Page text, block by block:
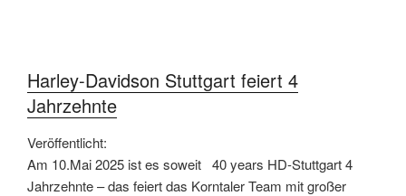
Metzeler“
Harley-Davidson Stuttgart feiert 4
Jahrzehnte
Veröffentlicht:
Am 10.Mai 2025 ist es soweit 40 years HD-Stuttgart 4
Jahrzehnte – das feiert das Korntaler Team mit großer